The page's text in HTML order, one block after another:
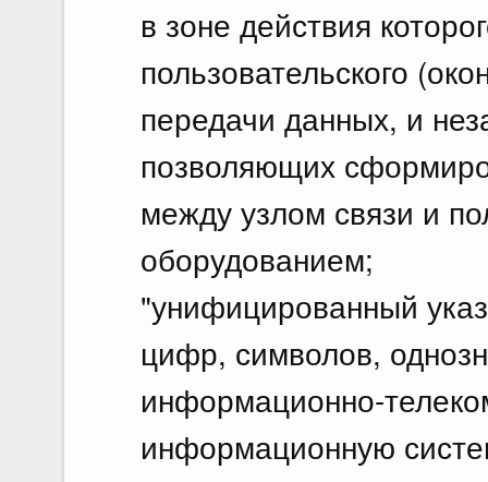
в зоне действия
пользовательского
передачи данных, и
позволяющих
между узлом связи и
оборудованием;
"унифицированный
цифр, символов,
информационно-
информационную